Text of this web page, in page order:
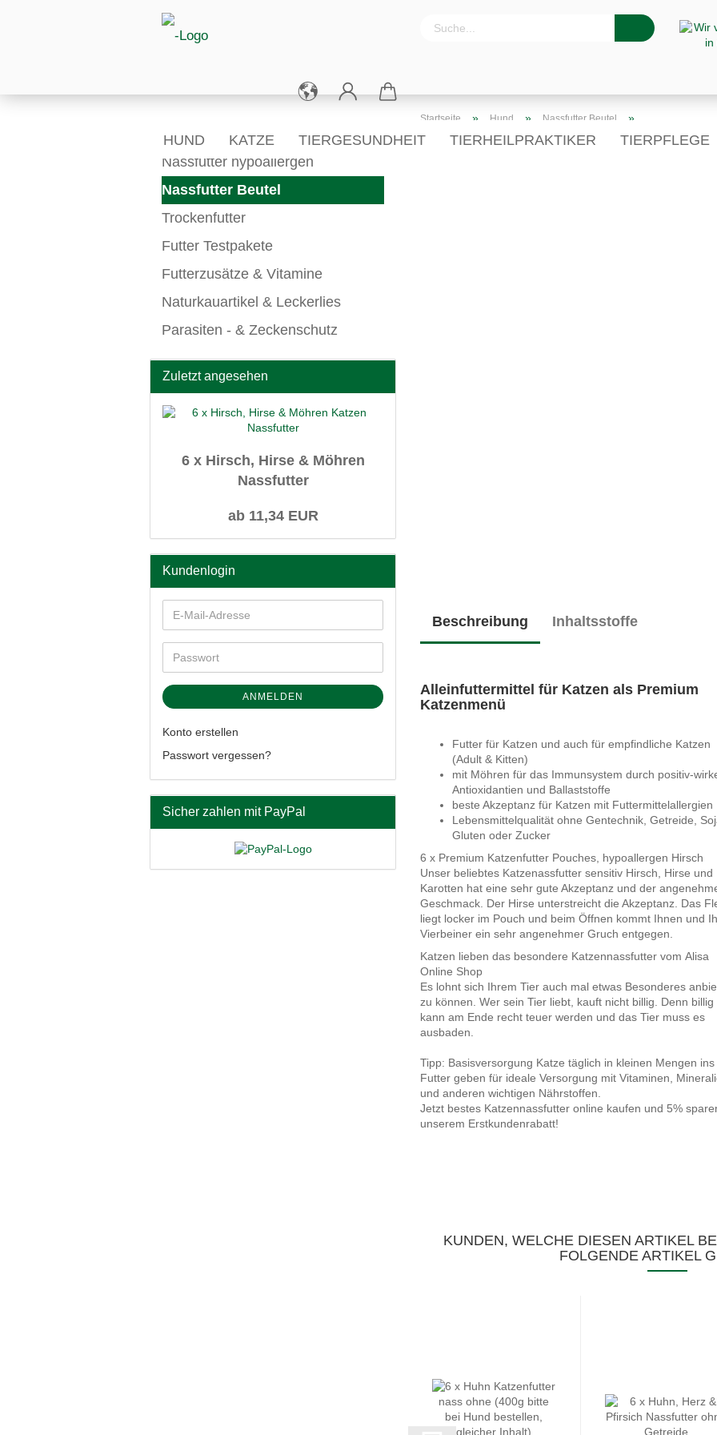
HUND KATZE TIERGESUNDHEIT TIERHEILPRAKTIKER TIERPFLEGE
Startseite » Hund » Nassfutter Beutel »
6 x Hirsch, Hirse & Möhren Nassfutter
Beschreibung Inhaltsstoffe
Alleinfuttermittel für Katzen als Premium
Katzenmenü
Futter für Katzen und auch für empfindliche Katzen
(Adult & Kitten)
mit Möhren für das Immunsystem durch positiv-
Antioxidantien und Ballaststoffe
beste Akzeptanz für Katzen mit Futtermittelallergien
Lebensmittelqualität ohne Gentechnik, Getreide,
Gluten oder Zucker
6 x Premium Katzenfutter Pouches, hypoallergen Hirsch
Unser beliebtes Katzenassfutter sensitiv Hirsch, Hirse und
Karotten hat eine sehr gute Akzeptanz und der
Geschmack. Der Hirse unterstreicht die Akzeptanz. Das
liegt locker im Pouch und beim Öffnen kommt Ihnen und
Vierbeiner ein sehr angenehmer Gruch entgegen.
Katzen lieben das besondere Katzennassfutter vom Alisa
Online Shop
Es lohnt sich Ihrem Tier auch mal etwas Besonderes
zu können. Wer sein Tier liebt, kauft nicht billig. Denn billig
kann am Ende recht teuer werden und das Tier muss es
ausbaden.
Tipp: Basisversorgung Katze täglich in kleinen Mengen ins
Futter geben für ideale Versorgung mit Vitaminen,
und anderen wichtigen Nährstoffen.
Jetzt bestes Katzennassfutter online kaufen und 5%
unserem Erstkundenrabatt!
KUNDEN, WELCHE DIESEN ARTIKEL
FOLGENDE ARTIKEL
Nassfutter hypoallergen
Nassfutter Beutel
Trockenfutter
Futter Testpakete
Futterzusätze & Vitamine
Naturkauartikel & Leckerlies
Parasiten - & Zeckenschutz
Zuletzt angesehen
6 x Hirsch, Hirse & Möhren
Nassfutter
ab 11,34 EUR
Kundenlogin
ANMELDEN
Konto erstellen
Passwort vergessen?
Sicher zahlen mit PayPal